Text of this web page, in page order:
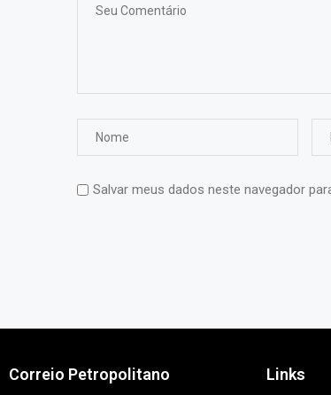
Salvar meus dados neste navegador
Correio Petropolitano Links